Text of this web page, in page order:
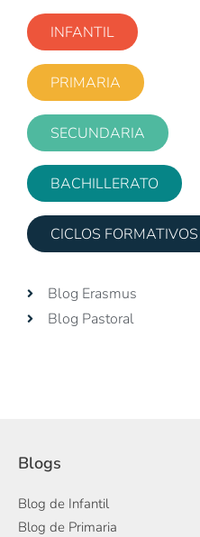
INFANTIL
PRIMARIA
SECUNDARIA
BACHILLERATO
CICLOS FORMATIVOS
Blog Erasmus
Blog Pastoral
Blogs
Blog de Infantil
Blog de Primaria